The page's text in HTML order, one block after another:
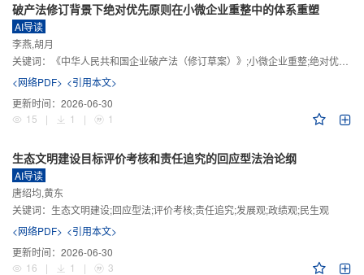
破产法修订背景下绝对优先原则在小微企业重整中的体系重塑
AI导读
李燕,胡月
关键词：
《中华人民共和国企业破产法（修订草案）》;小微企业重整;绝对优先原则;股东权益保留;预期可支配收入标准
<网络PDF> <引用本文>
更新时间： 2026-06-30
15
| 1 | 1
生态文明建设目标评价考核和责任追究的回应型法治论纲
AI导读
唐绍均,黄东
关键词： 生态文明建设;回应型法;评价考核;责任追究;发展观;政绩观;民生观
<网络PDF> <引用本文>
更新时间： 2026-06-30
16
| 1 | 3